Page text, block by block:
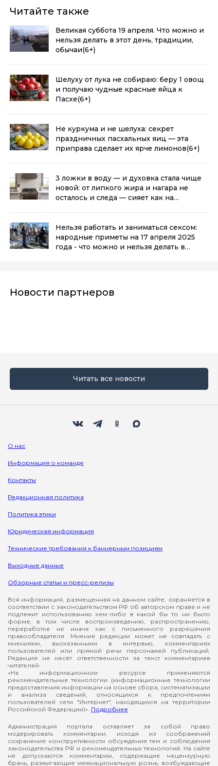
Читайте также
Великая суббота 19 апреля. Что можно и
нельзя делать в этот день, традиции,
обычаи(6+)
Шелуху от лука не собираю: беру 1 овощ
и получаю чудные красные яйца к
Пасхе(6+)
Не куркума и не шелуха: секрет
праздничных пасхальных яиц — эта
приправа сделает их ярче лимонов(6+)
3 ложки в воду — и духовка стала чище
новой: от липкого жира и нагара не
осталось и следа — сияет как на
Нельзя работать и заниматься сексом:
народные приметы на 17 апреля 2025
года - что можно и нельзя делать в
Новости партнеров
Читать все новости
О нас
Информация о команде
Контакты
Редакционная политика
Политика этики
Юридическая информация
Технические требования к баннерным позициям
Выходные данные
Обзорные статьи и пресс-релизы
Вся информация, размещенная на данном сайте, охраняется в
соответствии с законодательством РФ об авторском праве и не
подлежит использованию кем-либо в какой бы то ни было
форме, в том числе воспроизведению, распространению,
переработке не иначе как с письменного разрешения
правообладателя. Мнение редакции может не совпадать с
мнениями, высказанными в интервью, комментариях
пользователей или прямой речи персонажей публикаций.
Редакция не несёт ответственности за текст комментариев
читателей.
«На информационном ресурсе применяются
рекомендательные технологии (информационные технологии
предоставления информации на основе сбора, систематизации
и анализа сведений, относящихся к предпочтениям
пользователей сети "Интернет", находящихся на территории
Российской Федерации)». Подробнее
Администрация портала оставляет за собой право
модерировать комментарии, исходя из соображений
сохранения конструктивности обсуждения тем и соблюдения
законодательства РФ и рекомендательных технологий. На сайте
не допускаются комментарии, содержащие нецензурную
брань, разжигающие межнациональную рознь, возбуждающие